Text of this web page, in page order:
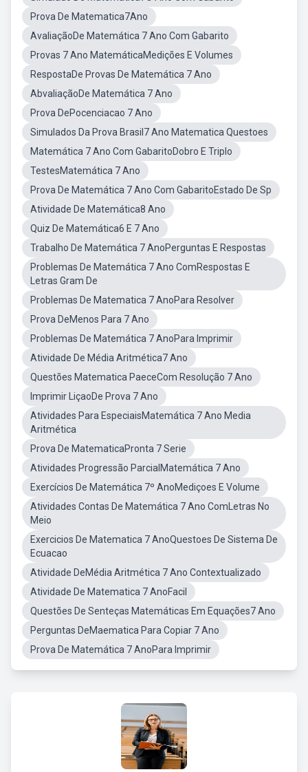
Prova De Matematica7Ano
AvaliaçãoDe Matemática 7 Ano Com Gabarito
Provas 7 Ano MatemáticaMedições E Volumes
RespostaDe Provas De Matemática 7 Ano
AbvaliaçãoDe Matemática 7 Ano
Prova DePocenciacao 7 Ano
Simulados Da Prova Brasil7 Ano Matematica Questoes
Matemática 7 Ano Com GabaritoDobro E Triplo
TestesMatemática 7 Ano
Prova De Matemática 7 Ano Com GabaritoEstado De Sp
Atividade De Matemática8 Ano
Quiz De Matemática6 E 7 Ano
Trabalho De Matemática 7 AnoPerguntas E Respostas
Problemas De Matemática 7 Ano ComRespostas E
Letras Gram De
Problemas De Matematica 7 AnoPara Resolver
Prova DeMenos Para 7 Ano
Problemas De Matemática 7 AnoPara Imprimir
Atividade De Média Aritmética7 Ano
Questões Matematica PaeceCom Resolução 7 Ano
Imprimir LiçaoDe Prova 7 Ano
Atividades Para EspeciaisMatemática 7 Ano Media
Aritmética
Prova De MatematicaPronta 7 Serie
Atividades Progressão ParcialMatemática 7 Ano
Exercícios De Matemática 7º AnoMediçoes E Volume
Atividades Contas De Matemática 7 Ano ComLetras No
Meio
Exercicios De Matematica 7 AnoQuestoes De Sistema De
Ecuacao
Atividade DeMédia Aritmética 7 Ano Contextualizado
Atividade De Matematica 7 AnoFacil
Questões De Senteças Matemáticas Em Equações7 Ano
Perguntas DeMaematica Para Copiar 7 Ano
Prova De Matemática 7 AnoPara Imprimir